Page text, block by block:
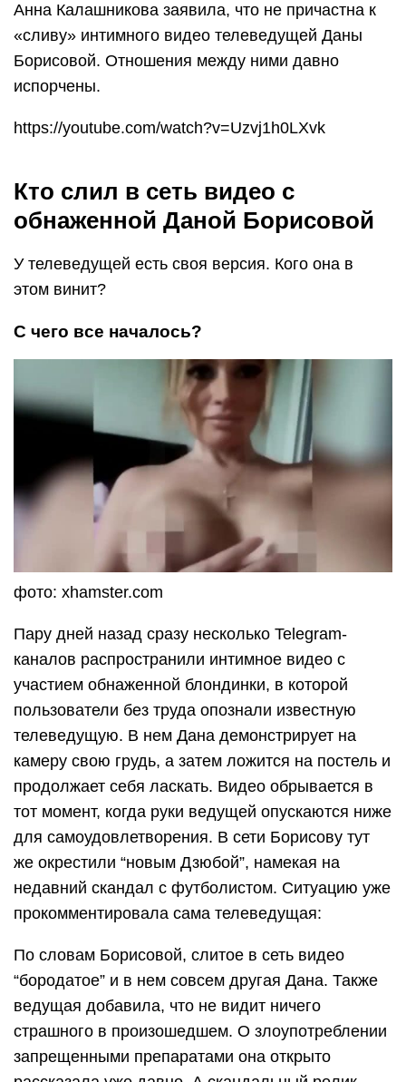
Анна Калашникова заявила, что не причастна к
«сливу» интимного видео телеведущей Даны
Борисовой. Отношения между ними давно
испорчены.
https://youtube.com/watch?v=Uzvj1h0LXvk
Кто слил в сеть видео с
обнаженной Даной Борисовой
У телеведущей есть своя версия. Кого она в
этом винит?
С чего все началось?
фото: xhamster.com
Пару дней назад сразу несколько Telegram-
каналов распространили интимное видео с
участием обнаженной блондинки, в которой
пользователи без труда опознали известную
телеведущую. В нем Дана демонстрирует на
камеру свою грудь, а затем ложится на постель и
продолжает себя ласкать. Видео обрывается в
тот момент, когда руки ведущей опускаются ниже
для самоудовлетворения. В сети Борисову тут
же окрестили “новым Дзюбой”, намекая на
недавний скандал с футболистом. Ситуацию уже
прокомментировала сама телеведущая:
По словам Борисовой, слитое в сеть видео
“бородатое” и в нем совсем другая Дана. Также
ведущая добавила, что не видит ничего
страшного в произошедшем. О злоупотреблении
запрещенными препаратами она открыто